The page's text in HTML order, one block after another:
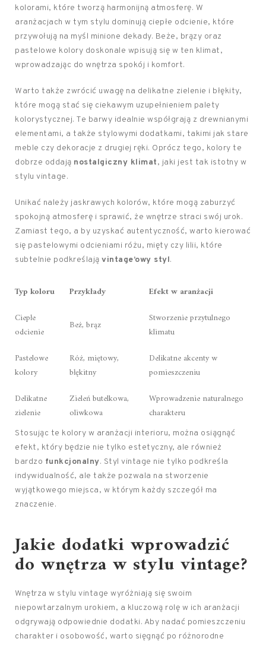
kolorami, które tworzą harmonijną atmosferę. W
aranżacjach w tym stylu dominują ciepłe odcienie, które
przywołują na myśl minione dekady. Beże, brązy oraz
pastelowe kolory doskonale wpisują się w ten klimat,
wprowadzając do wnętrza spokój i komfort.
Warto także zwrócić uwagę na delikatne zielenie i błękity,
które mogą stać się ciekawym uzupełnieniem palety
kolorystycznej. Te barwy idealnie współgrają z drewnianymi
elementami, a także stylowymi dodatkami, takimi jak stare
meble czy dekoracje z drugiej ręki. Oprócz tego, kolory te
dobrze oddają nostalgiczny klimat, jaki jest tak istotny w
stylu vintage.
Unikać należy jaskrawych kolorów, które mogą zaburzyć
spokojną atmosferę i sprawić, że wnętrze straci swój urok.
Zamiast tego, a by uzyskać autentyczność, warto kierować
się pastelowymi odcieniami różu, mięty czy lilii, które
subtelnie podkreślają vintage’owy styl.
Typ koloru Przykłady
Efekt w aranżacji
Ciepłe
odcienie
Beż, brąz
Stworzenie przytulnego
klimatu
Pastelowe
kolory
Róż, miętowy,
błękitny
Delikatne akcenty w
pomieszczeniu
Delikatne
zielenie
Zieleń butelkowa,
oliwkowa
Wprowadzenie naturalnego
charakteru
Stosując te kolory w aranżacji interioru, można osiągnąć
efekt, który będzie nie tylko estetyczny, ale również
bardzo funkcjonalny. Styl vintage nie tylko podkreśla
indywidualność, ale także pozwala na stworzenie
wyjątkowego miejsca, w którym każdy szczegół ma
znaczenie.
Jakie dodatki wprowadzić
do wnętrza w stylu vintage?
Wnętrza w stylu vintage wyróżniają się swoim
niepowtarzalnym urokiem, a kluczową rolę w ich aranżacji
odgrywają odpowiednie dodatki. Aby nadać pomieszczeniu
charakter i osobowość, warto sięgnąć po różnorodne